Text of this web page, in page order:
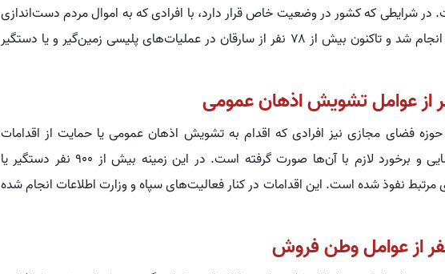
شرایطی که کشور در وضعیت خاص قرار دارد، با افرادی که به اموال مردم دست‌اندازی
می‌کردند، برخورد قاطع انجام شد و تاکنون بیش از ۷۸ نفر از سارقان در عملیات‌های پلیسی زمین‌گیر و یا دستگیر
حوزه فضای مجازی نیز افرادی که اقدام به تشویش اذهان عمومی یا حمایت از اقدامات
مخرب می‌کردند، شناسایی و برخورد لازم با آن‌ها صورت گرفته است. در این زمینه بیش از ۹۰۰ نفر دستگیر یا
نفوذ شده است. این اقدامات در کنار فعالیت‌های سپاه و وزارت اطلاعات انجام شده